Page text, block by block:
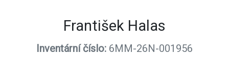
František Halas
Inventární číslo: 6MM-26N-001956